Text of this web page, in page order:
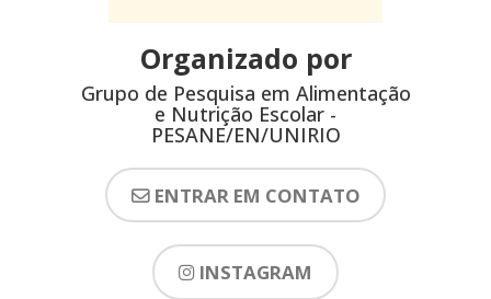
Organizado por
Grupo de Pesquisa em Alimentação
e Nutrição Escolar -
PESANE/EN/UNIRIO
ENTRAR EM CONTATO
INSTAGRAM